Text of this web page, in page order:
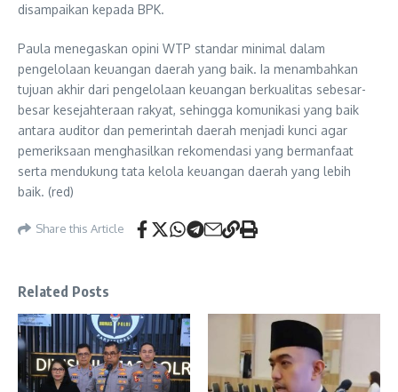
disampaikan kepada BPK.
Paula menegaskan opini WTP standar minimal dalam
pengelolaan keuangan daerah yang baik. Ia menambahkan
tujuan akhir dari pengelolaan keuangan berkualitas sebesar-
besar kesejahteraan rakyat, sehingga komunikasi yang baik
antara auditor dan pemerintah daerah menjadi kunci agar
pemeriksaan menghasilkan rekomendasi yang bermanfaat
serta mendukung tata kelola keuangan daerah yang lebih
baik. (red)
Share this Article
Related Posts